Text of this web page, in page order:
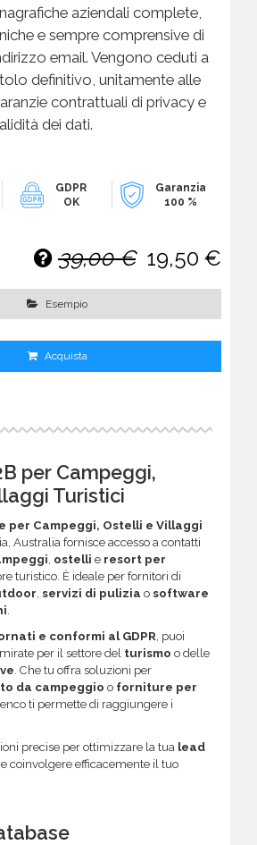
aziendali complete,
e sempre comprensive di
email. Vengono ceduti a
definitivo, unitamente alle
contrattuali di privacy e
dei dati.
GDPR
OK
Garanzia
100 %
39,00 € 19,50 €
Esempio
Acquista
per Campeggi,
Turistici
per Campeggi, Ostelli e Villaggi
Australia fornisce accesso a contatti
, ostelli e resort per
turistico. È ideale per fornitori di
, servizi di pulizia o software
.
e conformi al GDPR, puoi
per il settore del turismo o delle
. Che tu offra soluzioni per
da campeggio o forniture per
ti permette di raggiungere i
precise per ottimizzare la tua lead
e coinvolgere efficacemente il tuo